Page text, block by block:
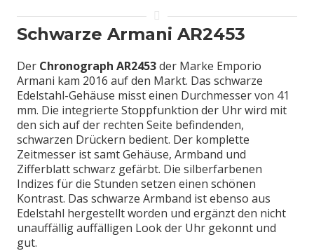
Schwarze Armani AR2453
Der Chronograph AR2453der Marke Emporio
Armani kam 2016 auf den Markt. Das schwarze
Edelstahl-Gehäuse misst einen Durchmesser von 41
mm. Die integrierte Stoppfunktion der Uhr wird mit
den sich auf der rechten Seite befindenden,
schwarzen Drückern bedient. Der komplette
Zeitmesser ist samt Gehäuse, Armband und
Zifferblatt schwarz gefärbt. Die silberfarbenen
Indizes für die Stunden setzen einen schönen
Kontrast. Das schwarze Armband ist ebenso aus
Edelstahl hergestellt worden und ergänzt den nicht
unauffällig auffälligen Look der Uhr gekonnt und
gut.